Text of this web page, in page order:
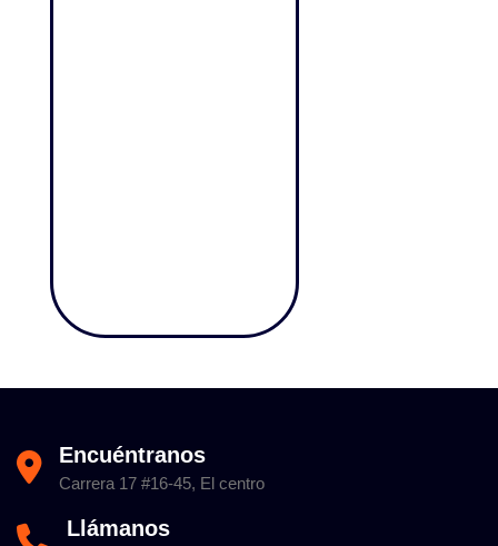
Encuéntranos
Carrera 17 #16-45, El centro
Llámanos